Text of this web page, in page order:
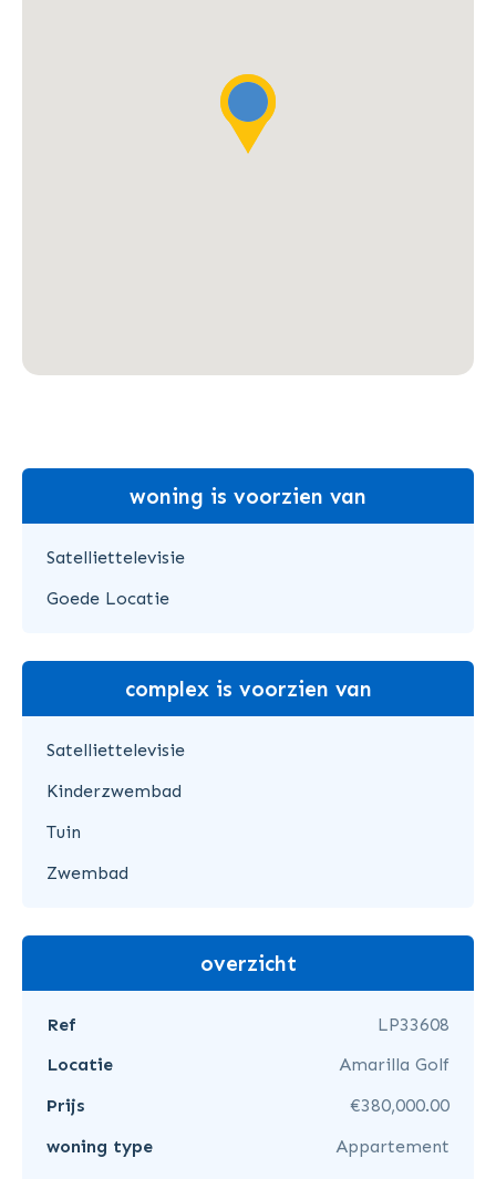
woning is voorzien van
Satelliettelevisie
Goede Locatie
complex is voorzien van
Satelliettelevisie
Kinderzwembad
Tuin
Zwembad
overzicht
Ref
LP33608
Locatie
Amarilla Golf
Prijs
€380,000.00
woning type
Appartement